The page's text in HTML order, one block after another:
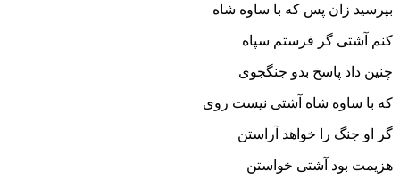
بپرسید زان پس که با ساوه شاه
کنم آشتى گر فرستم سپاه‏
چنین داد پاسخ بدو جنگجوى
که با ساوه شاه آشتى نیست روى‏
گر او جنگ را خواهد آراستن
هزیمت بود آشتى خواستن‏